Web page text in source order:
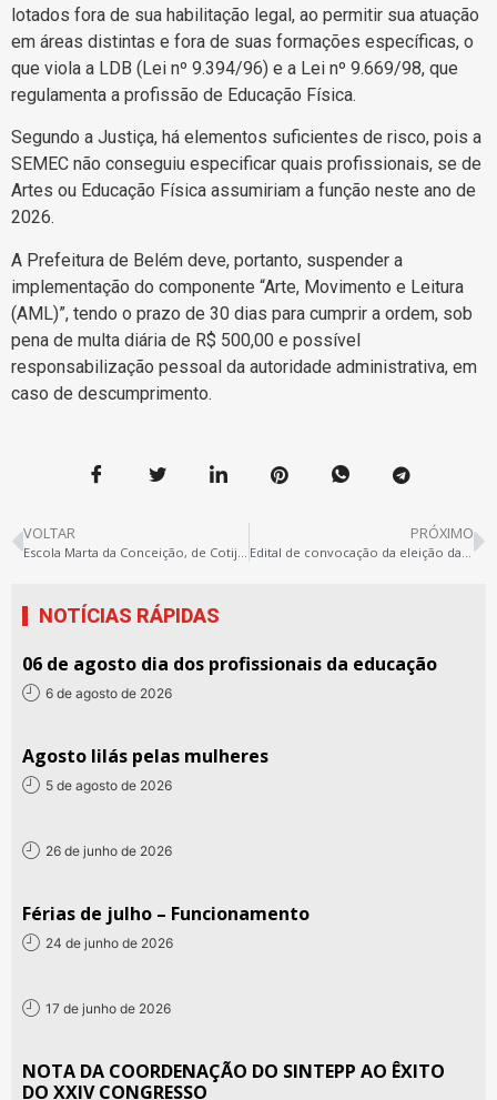
lotados fora de sua habilitação legal, ao permitir sua atuação
em áreas distintas e fora de suas formações específicas, o
que viola a LDB (Lei nº 9.394/96) e a Lei nº 9.669/98, que
regulamenta a profissão de Educação Física.
Segundo a Justiça, há elementos suficientes de risco, pois a
SEMEC não conseguiu especificar quais profissionais, se de
Artes ou Educação Física assumiriam a função neste ano de
2026.
A Prefeitura de Belém deve, portanto, suspender a
implementação do componente “Arte, Movimento e Leitura
(AML)”, tendo o prazo de 30 dias para cumprir a ordem, sob
pena de multa diária de R$ 500,00 e possível
responsabilização pessoal da autoridade administrativa, em
caso de descumprimento.
VOLTAR
Escola Marta da Conceição, de Cotijuba, em obras
PRÓXIMO
Edital de convocação da eleição da Coordenação e Conselho Fiscal de Ipixuna do Pará
NOTÍCIAS RÁPIDAS
06 de agosto dia dos profissionais da educação
6 de agosto de 2026
Agosto lilás pelas mulheres
5 de agosto de 2026
26 de junho de 2026
Férias de julho – Funcionamento
24 de junho de 2026
17 de junho de 2026
NOTA DA COORDENAÇÃO DO SINTEPP AO ÊXITO
DO XXIV CONGRESSO